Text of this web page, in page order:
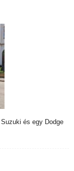
és egy Dodge